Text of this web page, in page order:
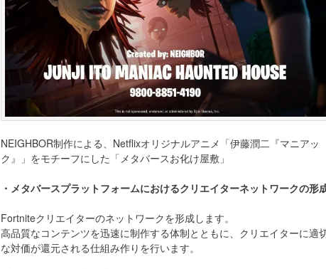
NEIGHBOR制作による、Netflixオリジナルアニメ「伊藤潤二『マニアッ
ク』」をモチーフにした「メタバースお化け屋敷」
・メタバースプラットフォームにおけるクリエイターネットワークの形
Fortniteクリエイターのネットワークを形成します。
高品質なコンテンツを迅速に制作する体制とともに、クリエイターに適
な対価が還元される仕組み作りを行います。